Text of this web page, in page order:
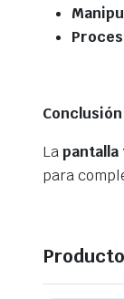
Conclusión
Lapantalla
para